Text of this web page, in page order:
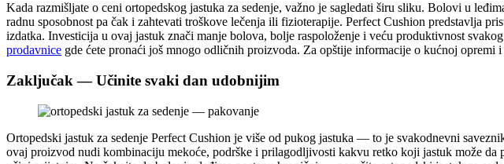
Kada razmišljate o ceni ortopedskog jastuka za sedenje, važno je sagledati širu sliku. Bolovi u
radnu sposobnost pa čak i zahtevati troškove lečenja ili fizioterapije. Perfect Cushion predstavlja
izdatka. Investicija u ovaj jastuk znači manje bolova, bolje raspoloženje i veću produktivnost
prodavnice gde ćete pronaći još mnogo odličnih proizvoda. Za opštije informacije o kućnoj opremi
Zaključak — Učinite svaki dan udobnijim
Ortopedski jastuk za sedenje Perfect Cushion je više od pukog jastuka — to je svakodnevni
ovaj proizvod nudi kombinaciju mekoće, podrške i prilagodljivosti kakvu retko koji jastuk može